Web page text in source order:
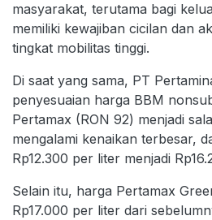
masyarakat, terutama bagi
memiliki kewajiban cicilan dan
tingkat mobilitas tinggi.
Di saat yang sama, PT
penyesuaian harga BBM
Pertamax (RON 92) menjadi
mengalami kenaikan terbesar,
Rp12.300 per liter menjadi
Selain itu, harga Pertamax
Rp17.000 per liter dari